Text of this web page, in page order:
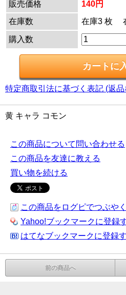
販売価格
140円
在庫数
在庫3 枚
購入数
特定商取引法に基づく表記 (返
黄 キャラ コモン
この商品について問い合わせる
この商品を友達に教える
買い物を続ける
この商品をログピでつぶやく
Yahoo!ブックマークに登録
はてなブックマークに登録
前の商品へ